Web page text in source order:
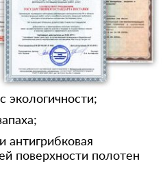
экологичности;
антигрибковая
поверхности полотен